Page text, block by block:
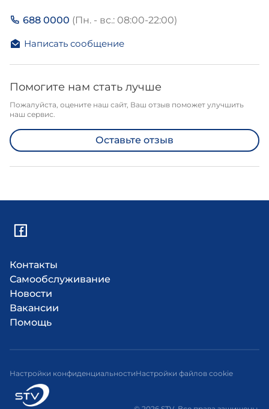
688 0000 (Пн. - вс.: 08:00-22:00)
Написать сообщение
Помогите нам стать лучше
Пожалуйста, оцените наш сайт, Ваш отзыв поможет улучшить
наш сервис.
Оставьте отзыв
Контакты
Самообслуживание
Новости
Вакансии
Помощь
Настройки конфиденциальностиНастройки файлов cookie